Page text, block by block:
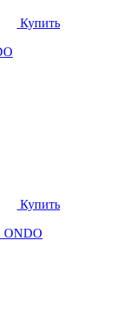
Купить
Купить
ONDO